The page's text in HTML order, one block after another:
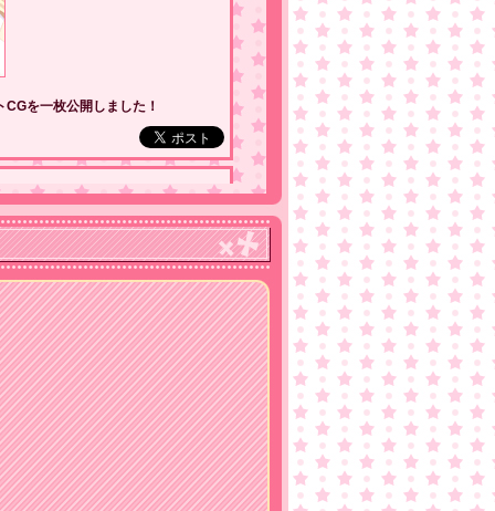
を一枚公開しました！
バート・ローエンシュタイン」「田
表を公開しました！